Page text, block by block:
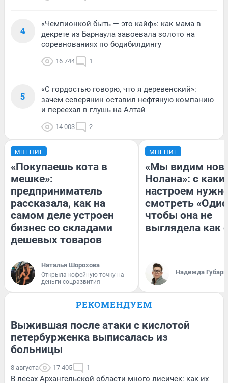
4
«Чемпионкой быть — это кайф»: как мама в
декрете из Барнаула завоевала золото на
соревнованиях по бодибилдингу
16 744 1
5
«С гордостью говорю, что я деревенский»:
зачем северянин оставил нефтяную компанию
и переехал в глушь на Алтай
14 003 2
МНЕНИЕ
«Покупаешь кота в
мешке»:
предприниматель
рассказала, как на
самом деле устроен
бизнес со складами
дешевых товаров
Наталья Шорохова
Открыла кофейную точку на
деньги соцразвития
МНЕНИЕ
«Мы видим
Нолана»: с
настроем
смотреть
чтобы она не
выглядела как
Надежда Губарь
РЕКОМЕНДУЕМ
Выжившая после атаки с кислотой
петербурженка выписалась из
больницы
8 августа 17 405 1
В лесах Архангельской области много лисичек: как их